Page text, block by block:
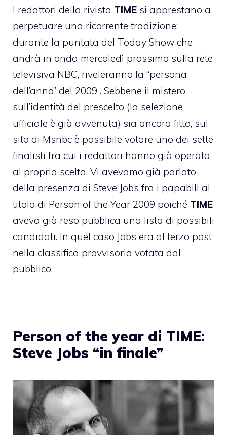
I redattori della rivista TIME si apprestano a
perpetuare una ricorrente tradizione:
durante la puntata del Today Show che
andrà in onda mercoledì prossimo sulla rete
televisiva NBC, riveleranno la “persona
dell’anno” del 2009 . Sebbene il mistero
sull’identità del prescelto (la selezione
ufficiale è già avvenuta) sia ancora fitto, sul
sito di Msnbc è possibile votare uno dei sette
finalisti fra cui i redattori hanno già operato
al propria scelta. Vi avevamo già parlato
della presenza di Steve Jobs fra i papabili al
titolo di Person of the Year 2009 poiché TIME
aveva già reso pubblica una lista di possibili
candidati. In quel caso Jobs era al terzo post
nella classifica provvisoria votata dal
pubblico.
Person of the year di TIME:
Steve Jobs “in finale”